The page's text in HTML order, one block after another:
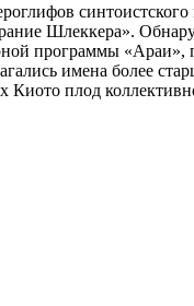
Шлеккера».
программы «Араи»,
имена более
плод